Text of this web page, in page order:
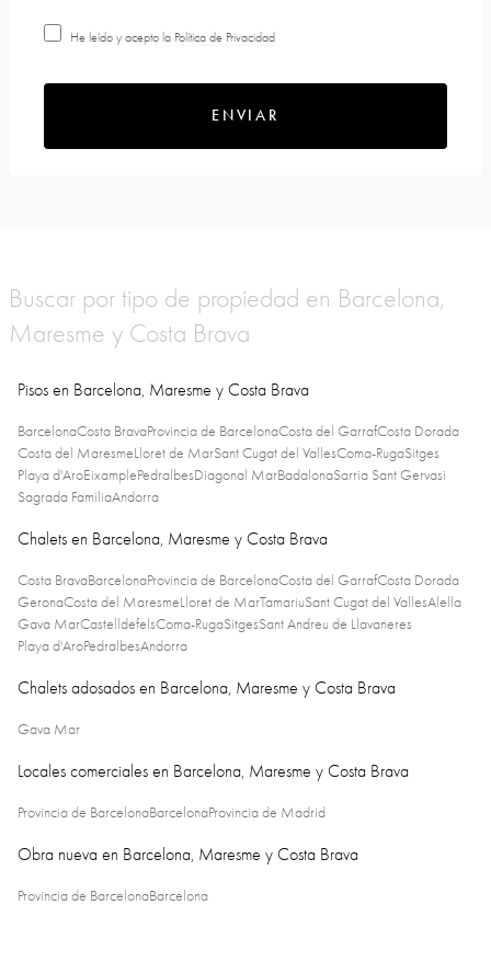
He leído y acepto la Política de Privacidad
ENVIAR
Buscar por tipo de propiedad en Barcelona,
Maresme y Costa Brava
Pisos en Barcelona, Maresme y Costa Brava
BarcelonaCosta BravaProvincia de BarcelonaCosta del GarrafCosta Dorada
Costa del MaresmeLloret de MarSant Cugat del VallesComa-RugaSitges
Playa d'AroEixamplePedralbesDiagonal MarBadalonaSarria Sant Gervasi
Sagrada FamiliaAndorra
Chalets en Barcelona, Maresme y Costa Brava
Costa BravaBarcelonaProvincia de BarcelonaCosta del GarrafCosta Dorada
GeronaCosta del MaresmeLloret de MarTamariuSant Cugat del VallesAlella
Gava MarCastelldefelsComa-RugaSitgesSant Andreu de Llavaneres
Playa d'AroPedralbesAndorra
Chalets adosados en Barcelona, Maresme y Costa Brava
Gava Mar
Locales comerciales en Barcelona, Maresme y Costa Brava
Provincia de BarcelonaBarcelonaProvincia de Madrid
Obra nueva en Barcelona, Maresme y Costa Brava
Provincia de BarcelonaBarcelona